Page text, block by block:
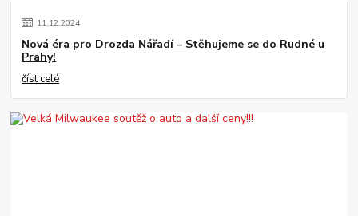
11.12.2024
Nová éra pro Drozda Nářadí – Stěhujeme se do Rudné u
Prahy!
číst celé